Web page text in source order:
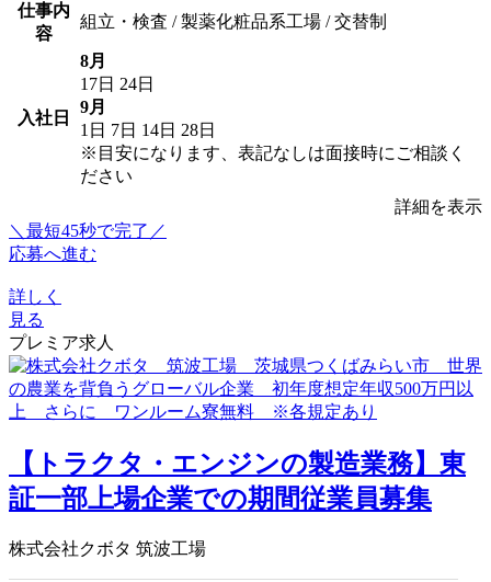
仕事内
容
組立・検査 / 製薬化粧品系工場 / 交替制
入社日
8月
17日 24日
9月
1日 7日 14日 28日
※目安になります、表記なしは面接時にご相談く
ださい
詳細を表示
＼最短45秒で完了／
応募へ進む
詳しく
見る
プレミア求人
【トラクタ・エンジンの製造業務】東
証一部上場企業での期間従業員募集
株式会社クボタ 筑波工場